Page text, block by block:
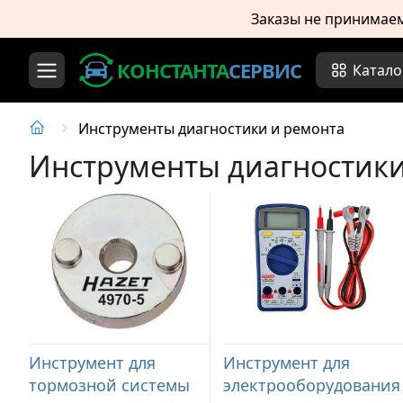
Заказы не
КОНСТАНТАСЕРВИС
Инструменты диагностики и ремонта
Инструменты
Инструмент для
тормозной системы
Инструмент для
электрооборудования